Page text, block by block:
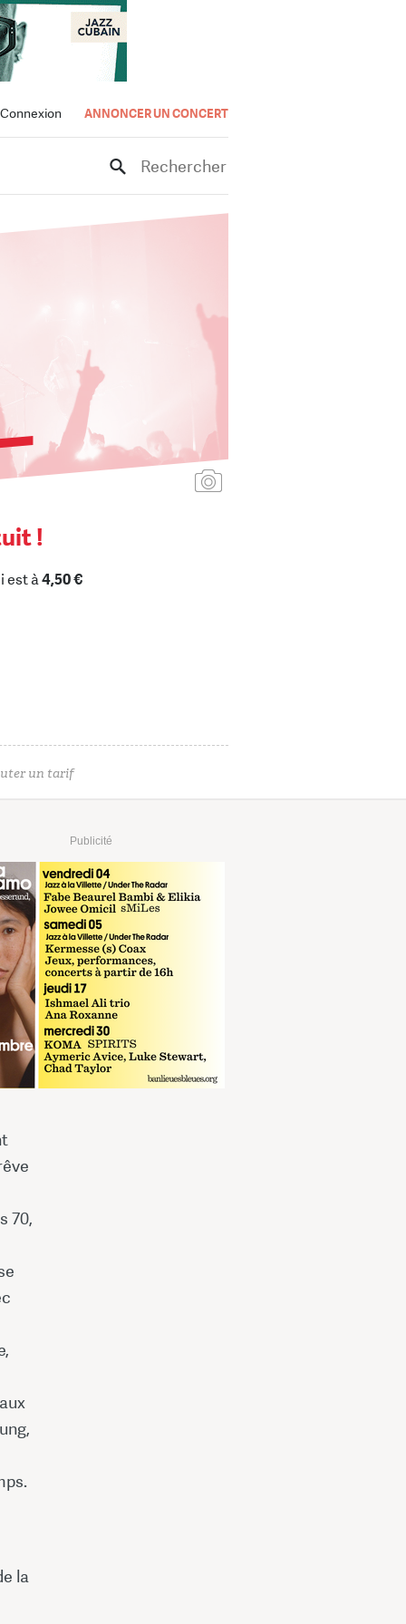
Connexion ANNONCER UN CONCERT
Rechercher
!
est à4,50 €
un tarif
Publicité
70,
la